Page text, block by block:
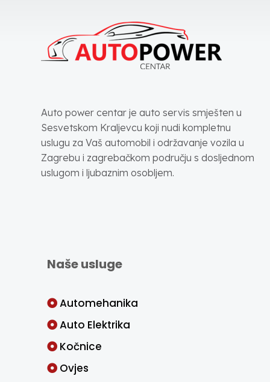
Auto power centar je auto servis smješten u
Sesvetskom Kraljevcu koji nudi kompletnu
uslugu za Vaš automobil i održavanje vozila u
Zagrebu i zagrebačkom području s dosljednom
uslugom i ljubaznim osobljem.
Naše usluge
Automehanika
Auto Elektrika
Kočnice
Ovjes